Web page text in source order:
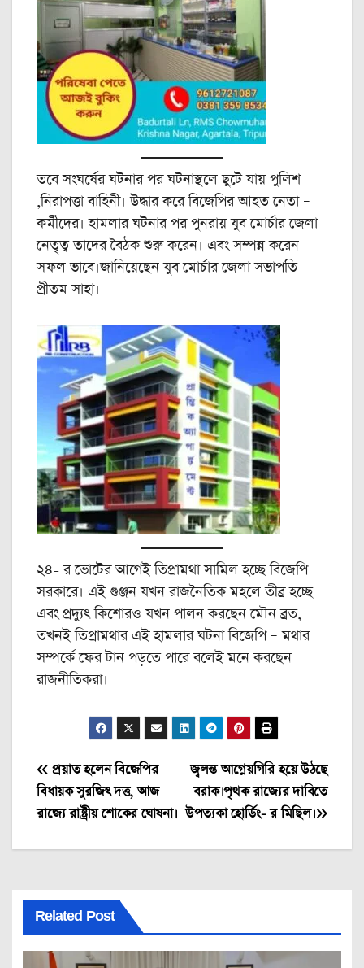
তবে সংঘর্ষের ঘটনার পর ঘটনাস্থলে ছুটে যায় পুলিশ
,নিরাপত্তা বাহিনী। উদ্ধার করে বিজেপির আহত নেতা –
কর্মীদের। হামলার ঘটনার পর পুনরায় যুব মোর্চার জেলা
নেতৃত্ব তাদের বৈঠক শুরু করেন। এবং সম্পন্ন করেন
সফল ভাবে।জানিয়েছেন যুব মোর্চার জেলা সভাপতি
প্রীতম সাহা।
২৪- র ভোটের আগেই তিপ্রামথা সামিল হচ্ছে বিজেপি
সরকারে। এই গুঞ্জন যখন রাজনৈতিক মহলে তীব্র হচ্ছে
এবং প্রদ্যুৎ কিশোরও যখন পালন করছেন মৌন ব্রত,
তখনই তিপ্রামথার এই হামলার ঘটনা বিজেপি – মথার
সম্পর্কে ফের টান পড়তে পারে বলেই মনে করছেন
রাজনীতিকরা।
Post
navigation
জ্বলন্ত আগ্নেয়গিরি হয়ে উঠছে
বরাক।পৃথক রাজ্যের দাবিতে
উপত্যকা হোর্ডিং- র মিছিল।
প্রয়াত হলেন বিজেপির
বিধায়ক সুরজিৎ দত্ত, আজ
রাজ্যে রাষ্ট্রীয় শোকের ঘোষনা।
Related Post